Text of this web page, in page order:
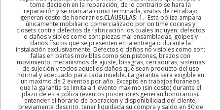
tome decision en la reparación, de lo contrario se hara la
reparación y se marcara como terminada, visitas de retrabajo
generan costo de honorarios.CLÁUSULAS: 1.- Esta póliza ampara
únicamente mobiliario comercializado por on time cocinas y
closets contra defectos de fabricación los cuales incluyen: defectos
o daños visibles como son: piezas mal ensambladas, golpes y
daños físicos que se presenten en la entrega o durante la
instalación exclusivamente. Defectos o daños no visibles como son:
fallas en partes movibles como son pistones, brazos con
movimiento, mecanismos de ajuste, bisagras, cerraduras, sistemas
de sujeción y todos aquellos daños que sean producto del uso
normal y adecuado para cada mueble. La garantia sera exigible en
un maximo de 2 eventos por año. Excepto en trabajos foraneos,
que la garantia se limita a 1 evento maximo (sin costo) durante el
plazo de esta póliza (eventos posteriores generan honorarios).
entender el horario de operacion y disponibilidad del cliente,
previamente descrito. tener liquidada su compra y saldo en $0 de